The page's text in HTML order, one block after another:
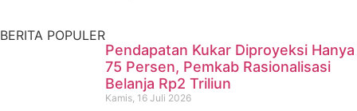
BERITA POPULER
Pendapatan Kukar Diproyeksi Hanya
75 Persen, Pemkab Rasionalisasi
Belanja Rp2 Triliun
Kamis, 16 Juli 2026